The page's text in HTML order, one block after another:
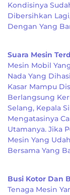
Kondisinya
Dibersihkan
Dengan Yang
Suara Mesin
Mesin Mobil
Nada Yang
Kasar Mampu
Berlangsung
Selang, Kepala
Mengatasinya
Utamanya. Jika
Mesin Yang
Bersama Yang
Busi Kotor Dan
Tenaga Mesin